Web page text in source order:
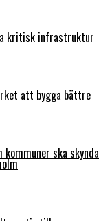
kritisk infrastruktur
att bygga bättre
kommuner ska skynda